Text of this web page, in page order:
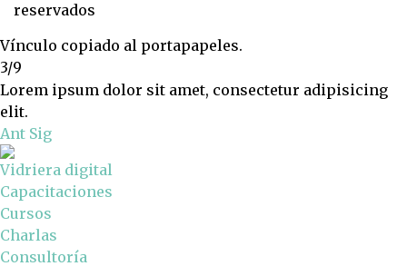
reservados
Vínculo copiado al portapapeles.
3/9
Lorem ipsum dolor sit amet, consectetur adipisicing
elit.
Ant Sig
Vidriera digital
Capacitaciones
Cursos
Charlas
Consultoría